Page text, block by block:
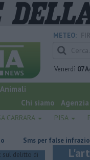
METEO:
Venerdì 07
Animali
Chi siamo
Agenzia
CARRARA PISA
Sms per false infrazioni